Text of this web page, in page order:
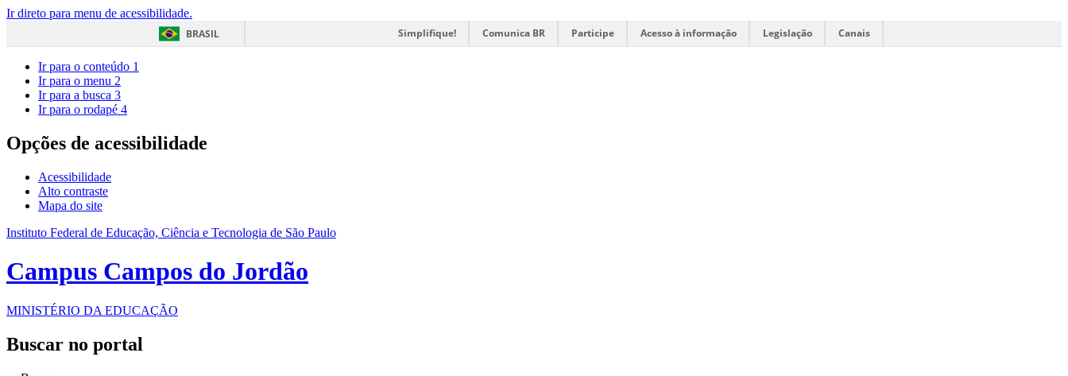
Ir direto para menu de acessibilidade.
BRASIL
Simplifique! Comunica BR Participe Acesso à informação Legislação Canais
Ir para o conteúdo 1
Ir para o menu 2
Ir para a busca 3
Ir para o rodapé 4
Opções de acessibilidade
Acessibilidade
Alto contraste
Mapa do site
Instituto Federal de Educação, Ciência e Tecnologia de São Paulo
Campus Campos do Jordão
MINISTÉRIO DA EDUCAÇÃO
Buscar no portal